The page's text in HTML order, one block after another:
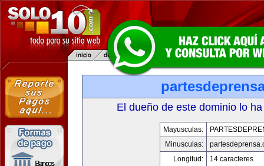
El dueño de este dominio lo
Mayusculas:
Minusculas:
Longitud:
14 caracteres